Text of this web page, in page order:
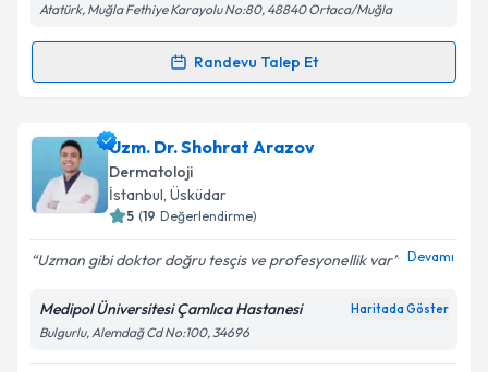
Kişisel verilerimin işlenmesine ilişkin
Metni'ni okudum ve kişisel verilerimin belirtilen
Takvim Talebini Gönder
Atatürk, Muğla Fethiye Karayolu No:80, 48840 Ortaca/Muğla
Randevu Talep Et
Randevu Takvimi Talebi
Dr. Ahu Arslan Uğurluiçin randevu takvimi talebi
oluşturun. Size bu uzmandan randevu almanız için bir
takvim hazırlandığında e-posta ile bilgilendireceğiz.
Kişisel verilerimin işlenmesine ilişkin
Metni'ni okudum ve kişisel verilerimin belirtilen
Uzm. Dr. Shohrat Arazov
Dermatoloji
İstanbul, Üsküdar
5 (19 Değerlendirme)
Uzman gibi doktor doğru tesçis ve profesyonellik var Devamı
Medipol Üniversitesi Çamlıca Hastanesi Haritada Göster
Bulgurlu, Alemdağ Cd No:100, 34696